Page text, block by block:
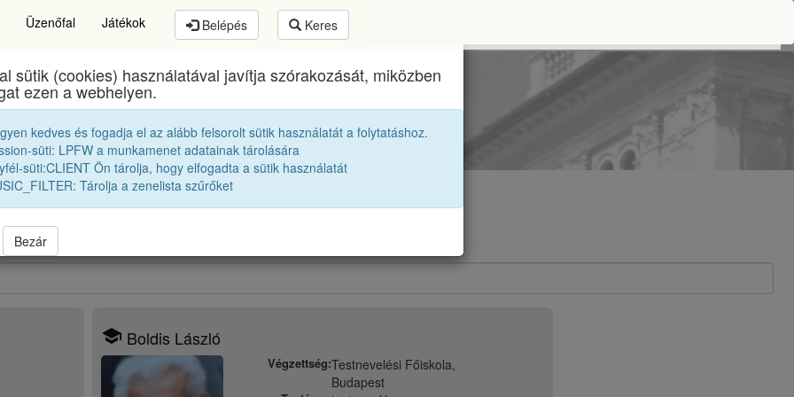
Üzenőfal Játékok Belépés Keres
Zsigmond Unitárius Kollégiumegykori diákjai 1936 12A
1936 12A Osztályfőnök: Benczédi Pál
|1937 12A|
school Boldis László
Végzettség:Testnevelési Főiskola,
Budapest
sütik (cookies) használatával javítja szórakozását, miközben
ezen a webhelyen.
kedves és fogadja el az alább felsorolt sütik használatát a folytatáshoz.
süti: LPFW a munkamenet adatainak tárolására
süti:CLIENT Ön tárolja, hogy elfogadta a sütik használatát
Tárolja a zenelista szűrőket
Bezár